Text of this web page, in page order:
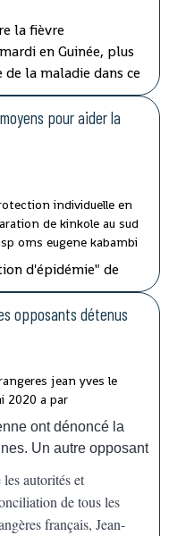
la fièvre
en Guinée, plus
de la maladie dans ce
l'éradiquer "en six
pour aider la
d'épidémie" de
ces derniers jours
dont trois
la Santé (OMS) va
de fièvre
les
la Guinée, qui a déjà
la presse le
à Conakry.
opposants détenus
ont dénoncé la
Un autre opposant
autorités et
de tous les
français, Jean-